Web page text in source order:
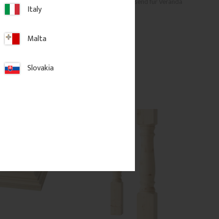
oder
und verleiht eine
Favoriten hinzufügen
Italy
Malta
Slovakia